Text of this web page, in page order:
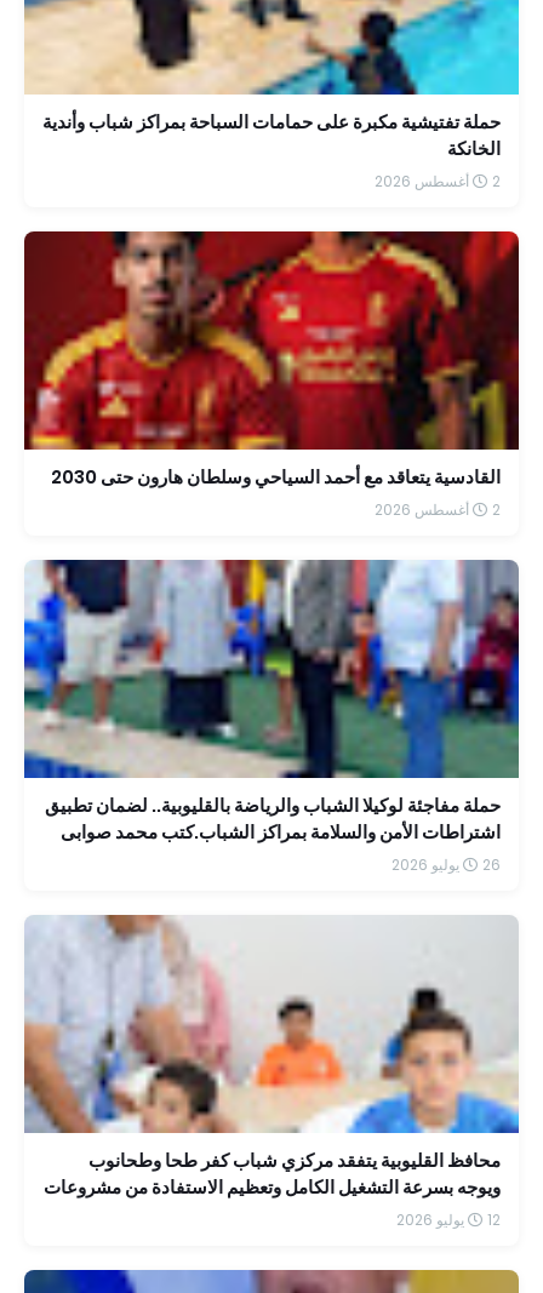
حملة تفتيشية مكبرة على حمامات السباحة بمراكز شباب وأندية
الخانكة
2 أغسطس 2026
القادسية يتعاقد مع أحمد السياحي وسلطان هارون حتى 2030
2 أغسطس 2026
حملة مفاجئة لوكيلا الشباب والرياضة بالقليوبية.. لضمان تطبيق
اشتراطات الأمن والسلامة بمراكز الشباب.كتب محمد صوابى
26 يوليو 2026
محافظ القليوبية يتفقد مركزي شباب كفر طحا وطحانوب
ويوجه بسرعة التشغيل الكامل وتعظيم الاستفادة من مشروعات
"حياة كريمة"
12 يوليو 2026